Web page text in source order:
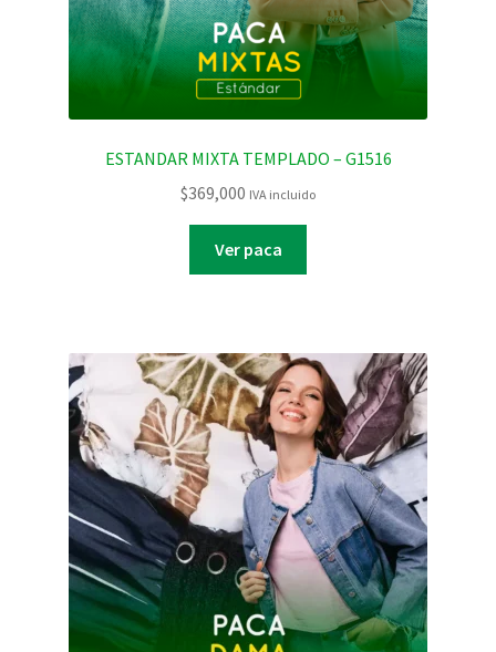
ESTANDAR MIXTA TEMPLADO – G1516
$369,000 IVA incluido
Ver paca